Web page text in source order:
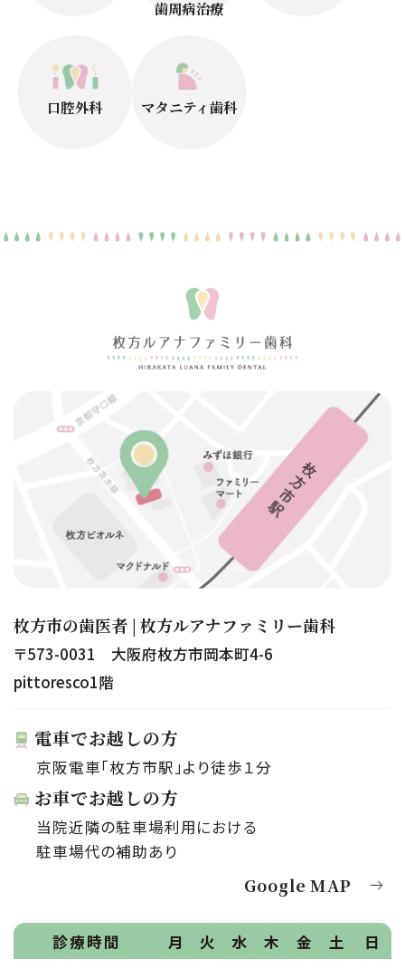
歯周病治療
口腔外科 マタニティ歯科
枚方市の歯医者 | 枚方ルアナファミリー歯科
〒573-0031 大阪府枚方市岡本町4-6
pittoresco1階
電車でお越しの方
京阪電車「枚方市駅」より徒歩１分
お車でお越しの方
当院近隣の駐車場利用における
駐車場代の補助あり
Google MAP
診療時間 月 火 水 木 金 土
日